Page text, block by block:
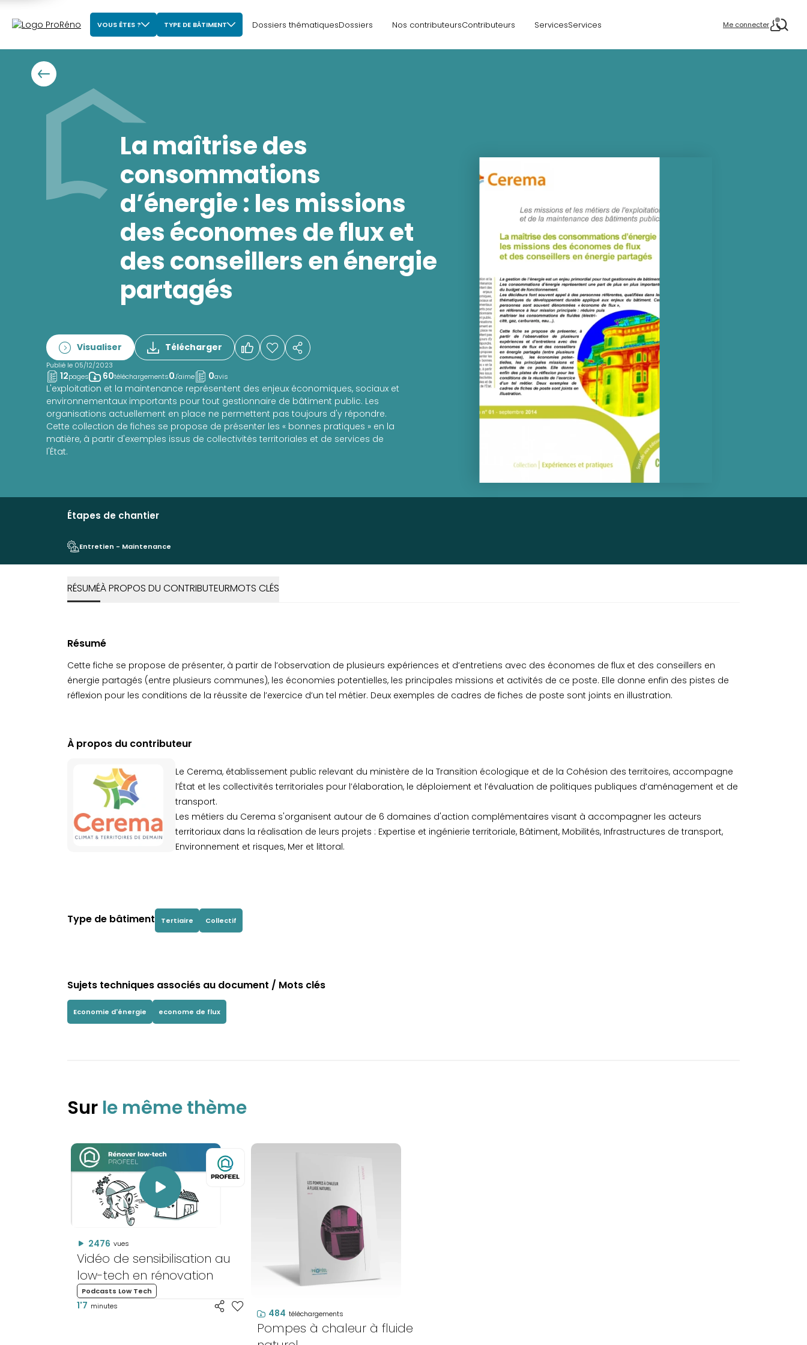
VOUS ÊTES ? TYPE DE BÂTIMENT Dossiers thématiquesDossiers Nos contributeursContributeurs ServicesServices Me connecter
La maîtrise des
consommations
d’énergie : les missions
des économes de flux et
des conseillers en énergie
partagés
Visualiser Télécharger
Publié le 05/12/2023
12pages 60téléchargements0J'aime 0avis
L'exploitation et la maintenance représentent des enjeux économiques, sociaux et
environnementaux importants pour tout gestionnaire de bâtiment public. Les
organisations actuellement en place ne permettent pas toujours d'y répondre.
Cette collection de fiches se propose de présenter les « bonnes pratiques » en la
matière, à partir d'exemples issus de collectivités territoriales et de services de
l'État.
Étapes de chantier
Entretien - Maintenance
RÉSUMÉÀ PROPOS DU CONTRIBUTEURMOTS CLÉS
Résumé
Cette fiche se propose de présenter, à partir de l’observation de plusieurs expériences et d’entretiens avec des économes de flux et des conseillers en
énergie partagés (entre plusieurs communes), les économies potentielles, les principales missions et activités de ce poste. Elle donne enfin des pistes de
réflexion pour les conditions de la réussite de l’exercice d’un tel métier. Deux exemples de cadres de fiches de poste sont joints en illustration.
À propos du contributeur
Le Cerema, établissement public relevant du ministère de la Transition écologique et de la Cohésion des territoires, accompagne
l’État et les collectivités territoriales pour l’élaboration, le déploiement et l’évaluation de politiques publiques d’aménagement et de
transport.
Les métiers du Cerema s'organisent autour de 6 domaines d'action complémentaires visant à accompagner les acteurs
territoriaux dans la réalisation de leurs projets : Expertise et ingénierie territoriale, Bâtiment, Mobilités, Infrastructures de transport,
Environnement et risques, Mer et littoral.
Type de bâtiment Tertiaire Collectif
Sujets techniques associés au document / Mots clés
Economie d'énergie econome de flux
Sur le même thème
2476 vues
Vidéo de sensibilisation au
low-tech en rénovation
Podcasts Low Tech
1'7 minutes
484 téléchargements
Pompes à chaleur à fluide